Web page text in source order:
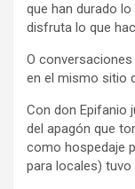
que han durado
disfruta lo que
O
en el mismo sitio
Con don Epifanio
del apagón que
como hospedaje
para locales)